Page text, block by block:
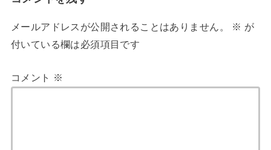
メールアドレスが公開されることはありません。 ※ が
付いている欄は必須項目です
コメント ※